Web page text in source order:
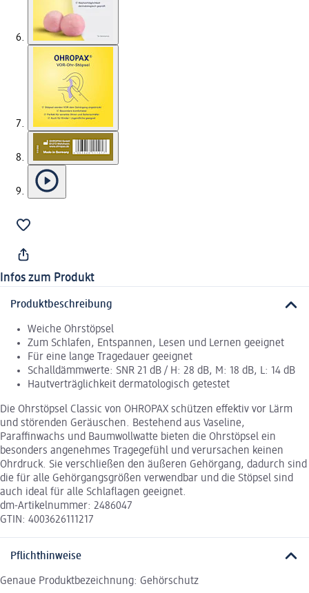
Infos zum Produkt
Produktbeschreibung
Weiche Ohrstöpsel
Zum Schlafen, Entspannen, Lesen und Lernen geeignet
Für eine lange Tragedauer geeignet
Schalldämmwerte: SNR 21 dB / H: 28 dB, M: 18 dB, L: 14 dB
Hautverträglichkeit dermatologisch getestet
Die Ohrstöpsel Classic von OHROPAX schützen effektiv vor Lärm
und störenden Geräuschen. Bestehend aus Vaseline,
Paraffinwachs und Baumwollwatte bieten die Ohrstöpsel ein
besonders angenehmes Tragegefühl und verursachen keinen
Ohrdruck. Sie verschließen den äußeren Gehörgang, dadurch sind
die für alle Gehörgangsgrößen verwendbar und die Stöpsel sind
auch ideal für alle Schlaflagen geeignet.
dm-Artikelnummer: 2486047
GTIN: 4003626111217
Pflichthinweise
Genaue Produktbezeichnung: Gehörschutz